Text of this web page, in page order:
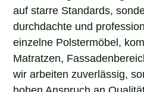
auf starre Standards,
durchdachte und
einzelne Polstermöbel,
Matratzen,
wir arbeiten zuverlässig,
hohen Anspruch an